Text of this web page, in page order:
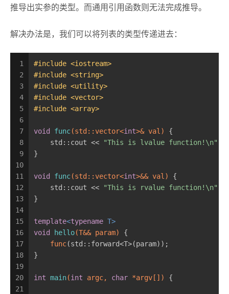
推导出实参的类型。而通用引用函数则无法完成推导。
解决办法是，我们可以将列表的类型传递进去：
1
2
3
4
5
6
7
8
9
10
11
12
13
14
15
16
17
18
19
20
21
#include <iostream>
#include <string>
#include <utility>
#include <vector>
#include <array>
void func(std::vector<int>& val)
{
    std::cout <<
"This is lvalue function!\n"
}
void func(std::vector<int>&& val)
{
    std::cout <<
"This is rvalue function!\n"
}
template<typename T>
void
hello(T&& param)
{
func(std::forward<T>(param));
}
int main(int argc, char *argv[]) {